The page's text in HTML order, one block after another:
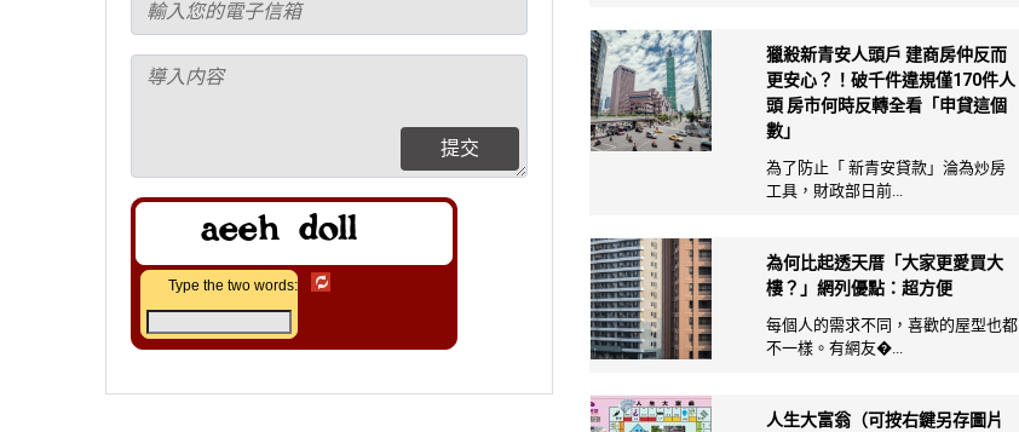
提交
Type the two words:
獵殺新青安人頭戶 建商房仲反而
更安心？！破千件違規僅170件人
頭 房市何時反轉全看「申貸這個
數」
為了防止「 新青安貸款」淪為炒房
工具，財政部日前...
為何比起透天厝「大家更愛買大
樓？」網列優點：超方便
每個人的需求不同，喜歡的屋型也都
不一樣。有網友�...
人生大富翁（可按右鍵另存圖片